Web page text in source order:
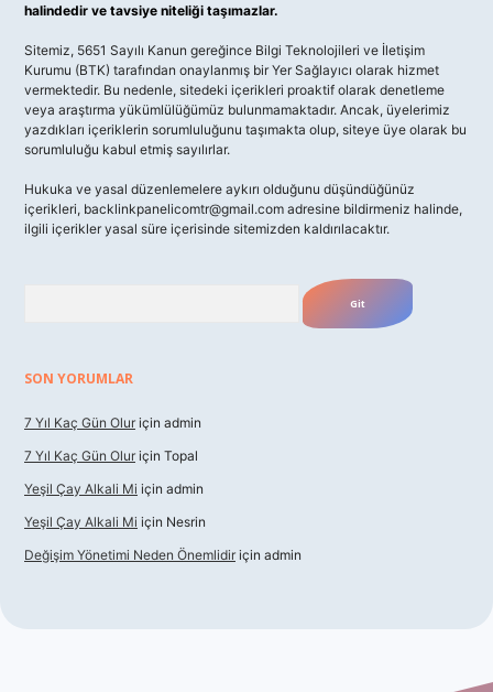
halindedir ve tavsiye niteliği taşımazlar.
Sitemiz, 5651 Sayılı Kanun gereğince Bilgi Teknolojileri ve İletişim
Kurumu (BTK) tarafından onaylanmış bir Yer Sağlayıcı olarak hizmet
vermektedir. Bu nedenle, sitedeki içerikleri proaktif olarak denetleme
veya araştırma yükümlülüğümüz bulunmamaktadır. Ancak, üyelerimiz
yazdıkları içeriklerin sorumluluğunu taşımakta olup, siteye üye olarak bu
sorumluluğu kabul etmiş sayılırlar.
Hukuka ve yasal düzenlemelere aykırı olduğunu düşündüğünüz
içerikleri, backlinkpanelicomtr@gmail.com adresine bildirmeniz halinde,
ilgili içerikler yasal süre içerisinde sitemizden kaldırılacaktır.
SON YORUMLAR
7 Yıl Kaç Gün Olur için admin
7 Yıl Kaç Gün Olur için Topal
Yeşil Çay Alkali Mi için admin
Yeşil Çay Alkali Mi için Nesrin
Değişim Yönetimi Neden Önemlidir için admin